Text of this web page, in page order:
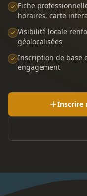
Fiche
horaires, carte
Visibilité locale
géolocalisées
Inscription de base
engagement
Inscrire